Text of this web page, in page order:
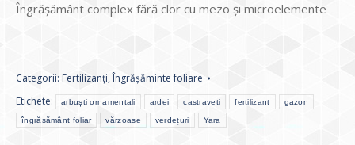
Îngrăşământ complex fără clor cu mezo şi microelemente
Categorii: Fertilizanți,Îngrășăminte foliare
Etichete:
arbuști ornamentali ardei castraveti fertilizant gazon
îngrășământ foliar vărzoase verdețuri Yara